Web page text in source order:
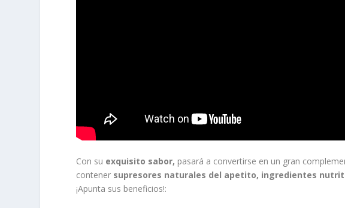
Con su exquisito sabor, pasará a convertirse en un gran
contener supresores naturales del apetito, ingredientes
¡Apunta sus beneficios!: